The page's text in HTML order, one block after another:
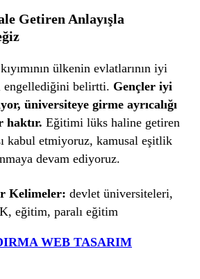
Getiren Anlayışla
ülkenin evlatlarının iyi
belirtti. Gençler iyi
üniversiteye girme ayrıcalığı
haktır. Eğitimi lüks haline getiren
kabul etmiyoruz, kamusal eşitlik
devam ediyoruz.
Kelimeler: devlet üniversiteleri,
eğitim, paralı eğitim